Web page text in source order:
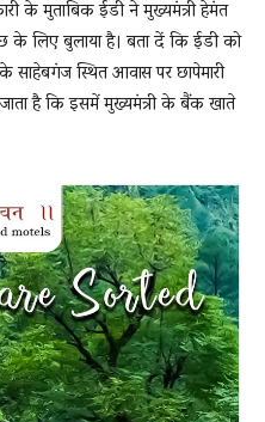
के मुताबिक ईडी ने मुख्यमंत्री हेमंत
के लिए बुलाया है। बता दें कि ईडी को
साहेबगंज स्थित आवास पर छापेमारी
है कि इसमें मुख्यमंत्री के बैंक खाते